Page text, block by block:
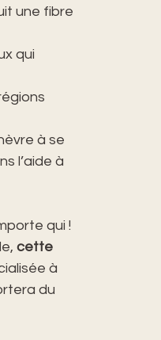
une fibre
qui
à se
l’aide à
qui !
cette
à
du